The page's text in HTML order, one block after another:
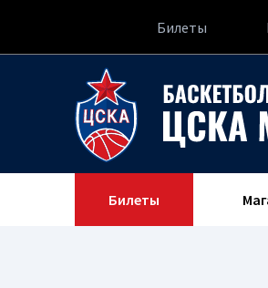
Билеты
Билеты